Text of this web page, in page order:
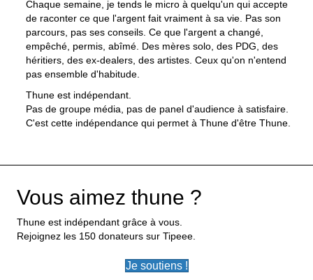
Chaque semaine, je tends le micro à quelqu'un qui accepte
de raconter ce que l'argent fait vraiment à sa vie. Pas son
parcours, pas ses conseils. Ce que l'argent a changé,
empêché, permis, abîmé. Des mères solo, des PDG, des
héritiers, des ex-dealers, des artistes. Ceux qu'on n'entend
pas ensemble d'habitude.
Thune est indépendant.
Pas de groupe média, pas de panel d'audience à satisfaire.
C'est cette indépendance qui permet à Thune d'être Thune.
Vous aimez thune ?
Thune est indépendant grâce à vous.
Rejoignez les 150 donateurs sur Tipeee.
Je soutiens !